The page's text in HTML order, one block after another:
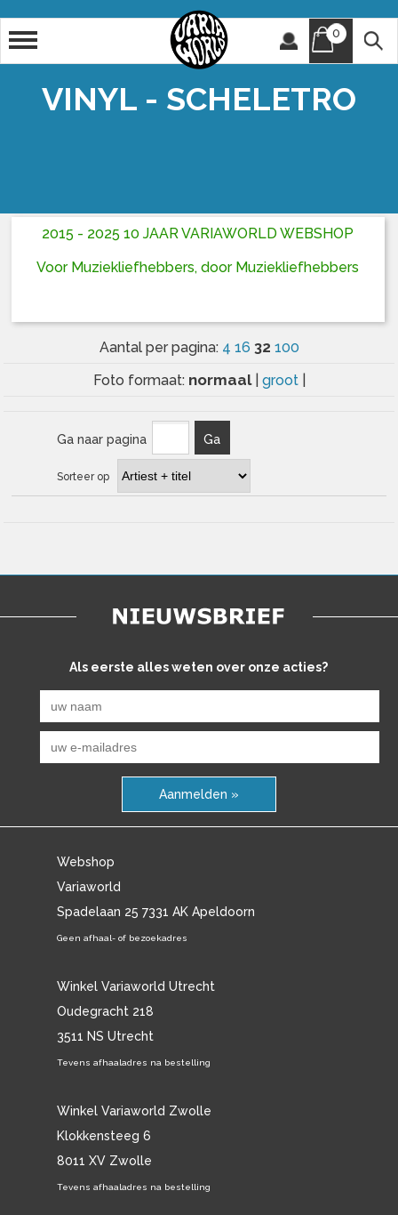
0
VINYL - SCHELETRO
2015 - 2025 10 JAAR VARIAWORLD WEBSHOP
Voor Muziekliefhebbers, door Muziekliefhebbers
Aantal per pagina: 4 16 32 100
Foto formaat: normaal groot
Ga naar pagina Ga
Sorteer op
Als eerste alles weten over onze acties?
Aanmelden »
Webshop
Variaworld
Spadelaan 25 7331 AK Apeldoorn
Geen afhaal- of bezoekadres
Winkel Variaworld Utrecht
Oudegracht 218
3511 NS Utrecht
Tevens afhaaladres na bestelling
Winkel Variaworld Zwolle
Klokkensteeg 6
8011 XV Zwolle
Tevens afhaaladres na bestelling